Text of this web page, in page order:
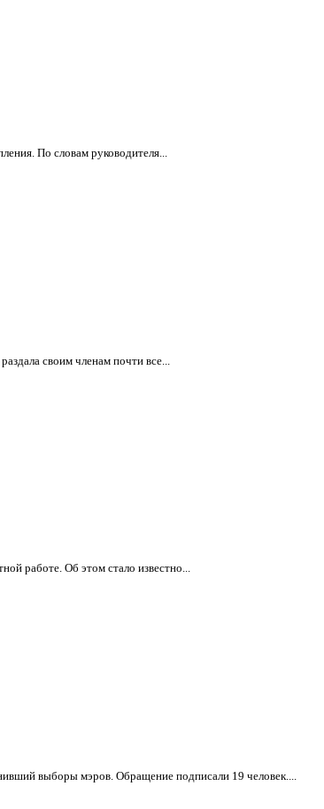
По словам руководителя...
своим членам почти все...
работе. Об этом стало известно...
выборы мэров. Обращение подписали 19 человек....